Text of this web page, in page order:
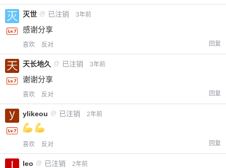
立刻支付
灭世 @ 已注销 3年前
感谢分享
喜欢 反对 回复
天长地久 @ 已注销 3年前
谢谢分享
喜欢 反对 回复
ylikeou @ 已注销 2年前
喜欢 反对 回复
leo @ 已注销 2年前